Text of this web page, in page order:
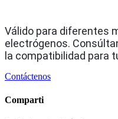
Válido para diferentes
electrógenos.
la compatibilidad para
Contáctenos
Comparti